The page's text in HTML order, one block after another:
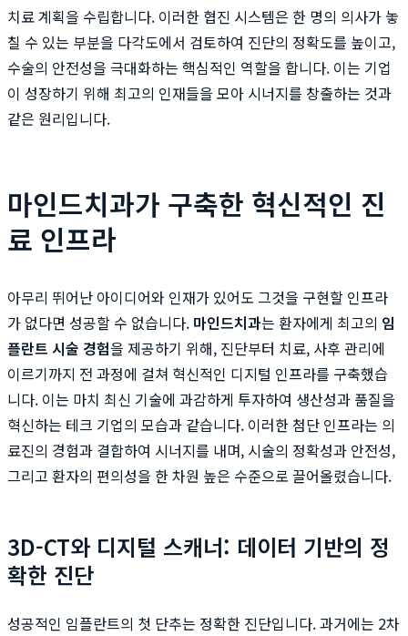
치료 계획을 수립합니다. 이러한 협진 시스템은 한 명의 의사가 놓
칠 수 있는 부분을 다각도에서 검토하여 진단의 정확도를 높이고,
수술의 안전성을 극대화하는 핵심적인 역할을 합니다. 이는 기업
이 성장하기 위해 최고의 인재들을 모아 시너지를 창출하는 것과
같은 원리입니다.
마인드치과가 구축한 혁신적인 진
료 인프라
아무리 뛰어난 아이디어와 인재가 있어도 그것을 구현할 인프라
가 없다면 성공할 수 없습니다. 마인드치과는 환자에게 최고의 임
플란트 시술 경험을 제공하기 위해, 진단부터 치료, 사후 관리에
이르기까지 전 과정에 걸쳐 혁신적인 디지털 인프라를 구축했습
니다. 이는 마치 최신 기술에 과감하게 투자하여 생산성과 품질을
혁신하는 테크 기업의 모습과 같습니다. 이러한 첨단 인프라는 의
료진의 경험과 결합하여 시너지를 내며, 시술의 정확성과 안전성,
그리고 환자의 편의성을 한 차원 높은 수준으로 끌어올렸습니다.
3D-CT와 디지털 스캐너: 데이터 기반의 정
확한 진단
성공적인 임플란트의 첫 단추는 정확한 진단입니다. 과거에는 2차